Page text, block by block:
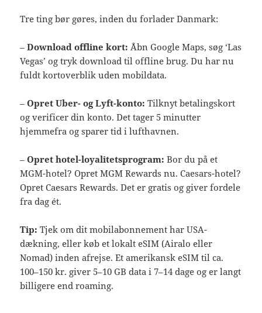
Tre ting bør gøres, inden du forlader Danmark:
–Download offline kort: Åbn Google Maps, søg ‘Las
Vegas’ og tryk download til offline brug. Du har nu
fuldt kortoverblik uden mobildata.
–Opret Uber- og Lyft-konto: Tilknyt betalingskort
og verificer din konto. Det tager 5 minutter
hjemmefra og sparer tid i lufthavnen.
–Opret hotel-loyalitetsprogram: Bor du på et
MGM-hotel? Opret MGM Rewards nu. Caesars-hotel?
Opret Caesars Rewards. Det er gratis og giver fordele
fra dag ét.
Tip:Tjek om dit mobilabonnement har USA-
dækning, eller køb et lokalt eSIM (Airalo eller
Nomad) inden afrejse. Et amerikansk eSIM til ca.
100–150 kr. giver 5–10 GB data i 7–14 dage og er langt
billigere end roaming.